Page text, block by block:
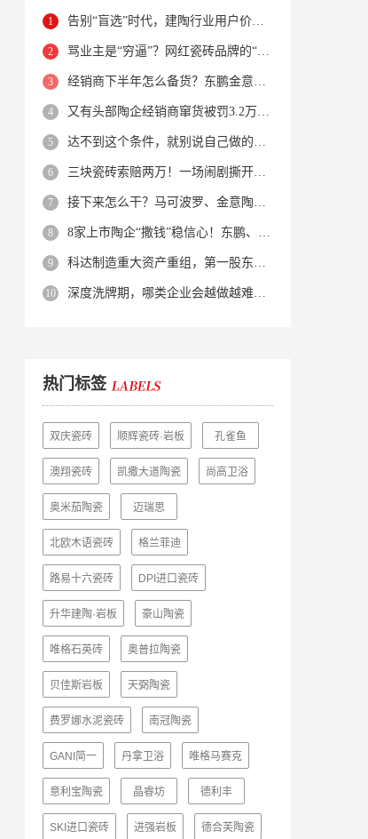
告别“盲选”时代，建陶行业用户价值正在被改写！
骂业主是“穷逼”？网红瓷砖品牌的“真实面目”被揭开了！
经销商下半年怎么备货？东鹏金意陶马可波罗等10大品牌集体亮剑
又有头部陶企经销商窜货被罚3.2万！品牌区域保护岌岌可危？
达不到这个条件，就别说自己做的是质感砖！
三块瓷砖索赔两万！一场闹剧撕开了装修“碰瓷”的遮羞布
接下来怎么干？马可波罗、金意陶、蒙娜丽莎、箭牌、欧神诺、宏宇…
8家上市陶企“撒钱”稳信心！东鹏、蒙娜丽莎等启动回购增持
科达制造重大资产重组，第一股东易主！
深度洗牌期，哪类企业会越做越难？哪类企业能逆势突围？
热门标签
双庆瓷砖 顺辉瓷砖·岩板 孔雀鱼
澳翔瓷砖 凯撒大道陶瓷 尚高卫浴
奥米茄陶瓷 迈瑞思
北欧木语瓷砖 格兰菲迪
路易十六瓷砖 DPI进口瓷砖
升华建陶·岩板 豪山陶瓷
唯格石英砖 奥普拉陶瓷
贝佳斯岩板 天弼陶瓷
费罗娜水泥瓷砖 南冠陶瓷
GANI简一 丹拿卫浴 唯格马赛克
意利宝陶瓷 晶睿坊 德利丰
SKI进口瓷砖 进强岩板 德合芙陶瓷